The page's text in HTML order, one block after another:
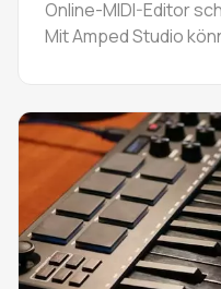
Online-MIDI-Editor
Mit Amped Studio